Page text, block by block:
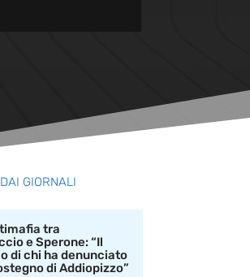
GIORNALI
tra
e Sperone: “Il
di chi ha denunciato
di Addiopizzo”